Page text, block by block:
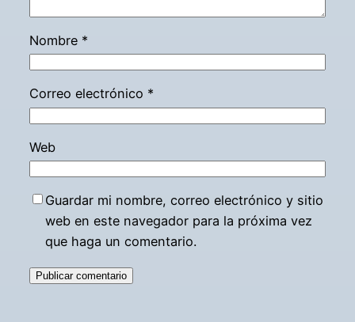
Nombre *
Correo electrónico *
Web
Guardar mi nombre, correo electrónico y sitio
web en este navegador para la próxima vez
que haga un comentario.